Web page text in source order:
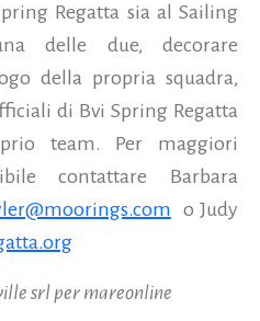
Regatta sia al Sailing
delle due, decorare
della propria squadra,
di Bvi Spring Regatta
team. Per maggiori
contattare Barbara
o Judy
srl per mareonline